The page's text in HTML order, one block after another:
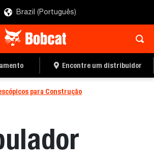
Brazil (Português)
Encontre um distribuidor
para Construção
ENCONTRE UMA